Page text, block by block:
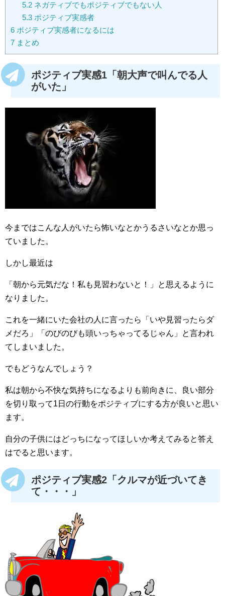
5.2ネガティブでもポジティブでもない人
5.3ポジティブ実感者
6 ポジティブ実感者になるには
7 まとめ
ポジティブ実感1「朝大声で叫んでる人
がいた」
今まではこんな人がいたら怖いなとかうるさいなとか思っ
ていました。
しかし最近は
「朝から元気だな！私も見習わないと！」と思えるように
なりました。
これを一緒にいた会社の人に言ったら「いや見習ったらダ
メだろ」「のびのびも頭いっちゃってるじゃん」と言われ
てしまいました。
でもどうなんでしょう？
私は朝から不快な気持ちになるよりも前向きに、良い部分
を切り取って1日の行動をポジティブにする方が良いと思い
ます。
自分の子供にはどっちになってほしいか考えてみると答え
はでると思います。
ポジティブ実感2「クルマが近づいてき
て・・・」